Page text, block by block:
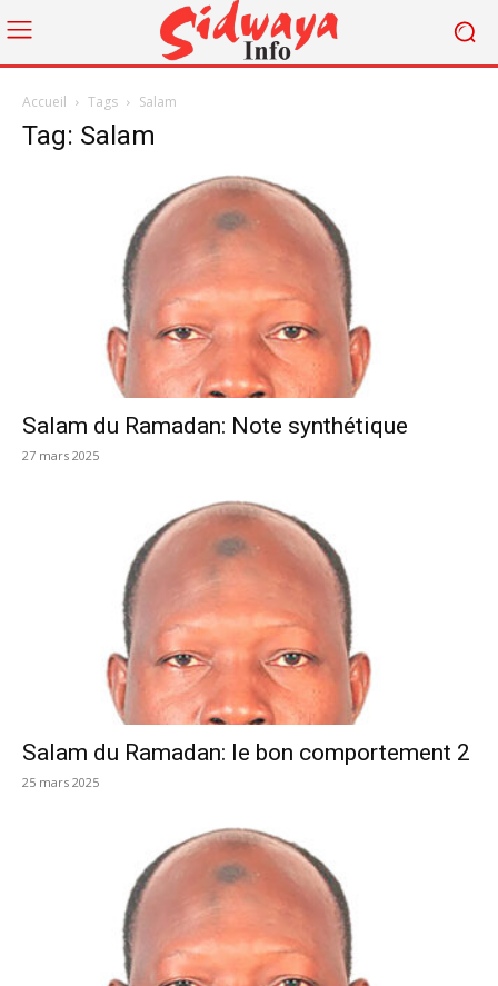
Accueil Tags Salam
Tag: Salam
Salam du Ramadan: Note synthétique
27 mars 2025
Salam du Ramadan: le bon comportement 2
25 mars 2025